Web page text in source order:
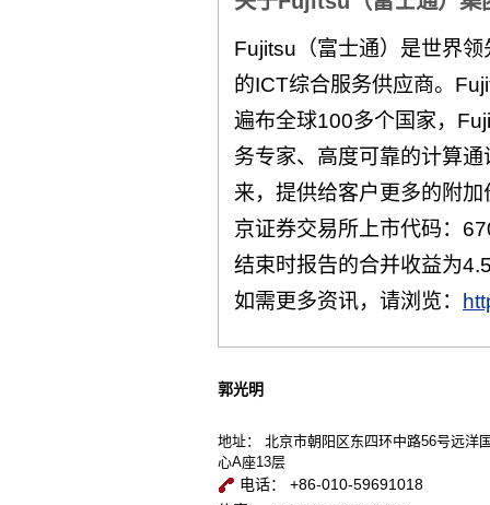
Fujitsu（富士通）是世界
的ICT综合服务供应商。
遍布全球100多个国家，
务专家、高度可靠的计算
来，提供给客户更多的附
京证券交易所上市代码：
结束时报告的合并收益为
如需更多资讯，请浏览：
郭光明
地址： 北京市朝阳区东四环中路56号远洋
心A座13层
电话： +86-010-59691018